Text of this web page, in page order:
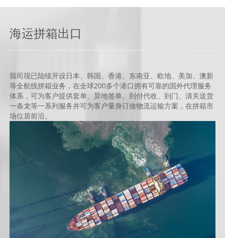
海运拼箱出口
我司现已陆续开设日本、韩国、香港、东南亚、欧地、美加、澳新
等全航线拼箱业务，在全球200多个港口拥有可靠的国外代理服务
体系，可为客户提供套单、异地签单、到付代收、到门、清关送货
一条龙等一系列服务并可为客户量身订做物流运输方案，在拼箱市
场位居前沿。